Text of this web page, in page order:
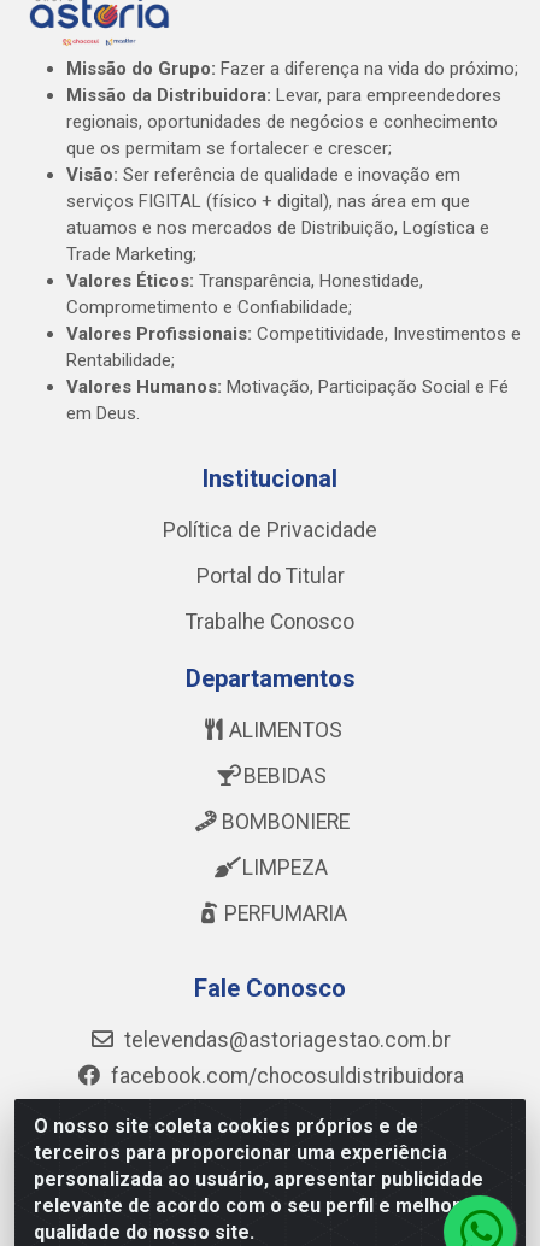
O nosso site coleta cookies próprios e de
terceiros para proporcionar uma experiência
personalizada ao usuário, apresentar publicidade
relevante de acordo com o seu perfil e melhorar a
qualidade do nosso site.
Missão do Grupo: Fazer a diferença na vida do próximo;
Missão da Distribuidora: Levar, para empreendedores
regionais, oportunidades de negócios e conhecimento
que os permitam se fortalecer e crescer;
Visão: Ser referência de qualidade e inovação em
serviços FIGITAL (físico + digital), nas área em que
atuamos e nos mercados de Distribuição, Logística e
Trade Marketing;
Valores Éticos: Transparência, Honestidade,
Comprometimento e Confiabilidade;
Valores Profissionais: Competitividade, Investimentos e
Rentabilidade;
Valores Humanos: Motivação, Participação Social e Fé
em Deus.
Institucional
Política de Privacidade
Portal do Titular
Trabalhe Conosco
Departamentos
ALIMENTOS
BEBIDAS
BOMBONIERE
LIMPEZA
PERFUMARIA
Fale Conosco
televendas@astoriagestao.com.br
facebook.com/chocosuldistribuidora
@chocosul.distribuidora
(73) 99986-6043